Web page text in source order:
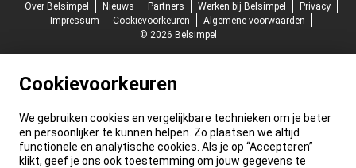
Over Belsimpel
Nieuws Partners Werken bij Belsimpel
Privacy
Impressum
Cookievoorkeuren
Algemene voorwaarden
© 2026 Belsimpel
Cookievoorkeuren
We gebruiken cookies en vergelijkbare technieken om je beter
en persoonlijker te kunnen helpen. Zo plaatsen we altijd
functionele en analytische cookies. Als je op “Accepteren”
klikt, geef je ons ook toestemming om jouw gegevens te